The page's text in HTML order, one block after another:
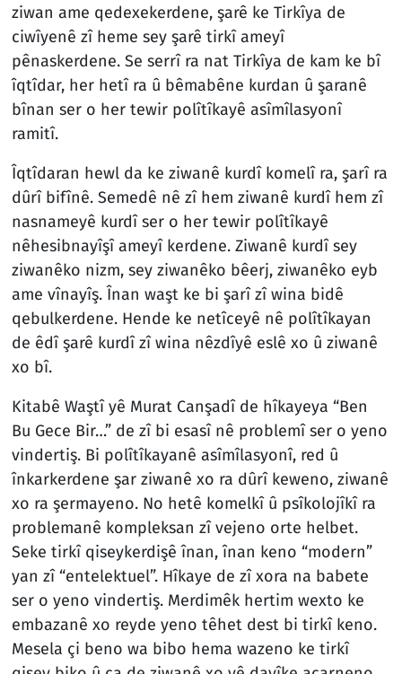
ziwan ame qedexekerdene, şarê ke Tirkîya de
ciwîyenê zî heme sey şarê tirkî ameyî
pênaskerdene. Se serrî ra nat Tirkîya de kam ke bî
îqtîdar, her hetî ra û bêmabêne kurdan û şaranê
bînan ser o her tewir polîtîkayê asîmîlasyonî
ramitî.
Îqtîdaran hewl da ke ziwanê kurdî komelî ra, şarî ra
dûrî bifînê. Semedê nê zî hem ziwanê kurdî hem zî
nasnameyê kurdî ser o her tewir polîtîkayê
nêhesibnayîşî ameyî kerdene. Ziwanê kurdî sey
ziwanêko nizm, sey ziwanêko bêerj, ziwanêko eyb
ame vînayîş. Înan waşt ke bi şarî zî wina bidê
qebulkerdene. Hende ke netîceyê nê polîtîkayan
de êdî şarê kurdî zî wina nêzdîyê eslê xo û ziwanê
xo bî.
Kitabê Waştî yê Murat Canşadî de hîkayeya “Ben
Bu Gece Bir…” de zî bi esasî nê problemî ser o yeno
vindertiş. Bi polîtîkayanê asîmîlasyonî, red û
înkarkerdene şar ziwanê xo ra dûrî keweno, ziwanê
xo ra şermayeno. No hetê komelkî û psîkolojîkî ra
problemanê kompleksan zî vejeno orte helbet.
Seke tirkî qiseykerdişê înan, înan keno “modern”
yan zî “entelektuel”. Hîkaye de zî xora na babete
ser o yeno vindertiş. Merdimêk hertim wexto ke
embazanê xo reyde yeno têhet dest bi tirkî keno.
Mesela çi beno wa bibo hema wazeno ke tirkî